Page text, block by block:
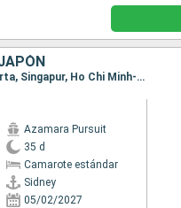
Itinerario : Sidney, Mooloolaba, Airlie Beach, Cairns, Darwin, Benoa, Semarang, Jakarta, Singapur, Ho Chi Minh-Ville, Da Nang, Hong Kong, Taipei, Miyako, Okinawa, Kochi, Kobe
Azamara Pursuit
35 d
Camarote estándar
Sidney
05/02/2027